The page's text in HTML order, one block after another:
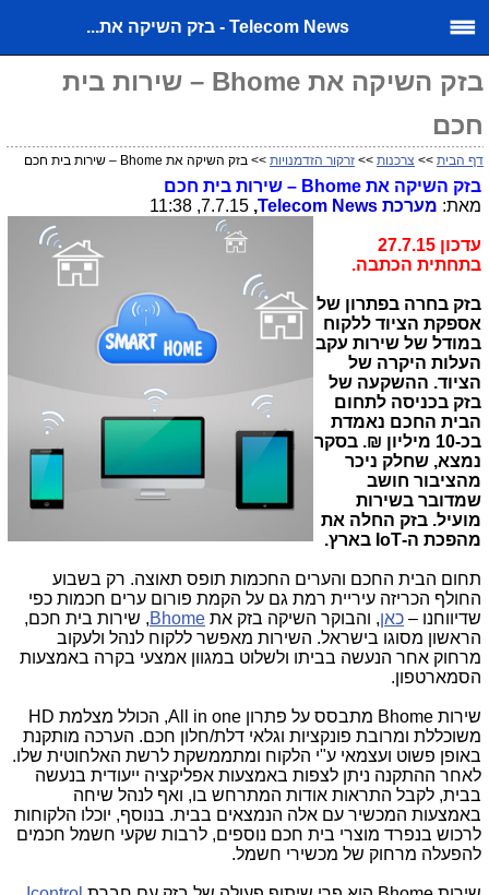
Telecom News - בזק השיקה את...
בזק השיקה את Bhome – שירות בית
חכם
דף הבית >> צרכנות >> זרקור הזדמנויות >> בזק השיקה את Bhome – שירות בית חכם
בזק השיקה את Bhome – שירות בית חכם
מאת: מערכת Telecom News
,
7.7.15, 11:38
עדכון 27.7.15
בתחתית הכתבה.
בזק בחרה בפתרון של
אספקת הציוד ללקוח
במודל של שירות עקב
העלות היקרה של
הציוד. ההשקעה של
בזק בכניסה לתחום
הבית החכם נאמדת
בכ-10 מיליון ₪. בסקר
נמצא, שחלק ניכר
מהציבור חושב
שמדובר בשירות
מועיל. בזק החלה את
מהפכת ה-IoT בארץ.
תחום הבית החכם והערים החכמות תופס תאוצה. רק בשבוע
החולף הכריזה עיריית רמת גם על הקמת פורום ערים חכמות כפי
שדיווחנו – כאן, והבוקר השיקה בזק את Bhome, שירות בית חכם,
הראשון מסוגו בישראל. השירות מאפשר ללקוח לנהל ולעקוב
מרחוק אחר הנעשה בביתו ולשלוט במגוון אמצעי בקרה באמצעות
הסמארטפון.
שירות Bhome מתבסס על פתרון All in one, הכולל מצלמת HD
משוכללת ומרובת פונקציות וגלאי דלת/חלון חכם. הערכה מותקנת
באופן פשוט ועצמאי ע"י הלקוח ומתממשקת לרשת האלחוטית שלו.
לאחר ההתקנה ניתן לצפות באמצעות אפליקציה ייעודית בנעשה
בבית, לקבל התראות אודות המתרחש בו, ואף לנהל שיחה
באמצעות המכשיר עם אלה הנמצאים בבית. בנוסף, יוכלו הלקוחות
לרכוש בנפרד מוצרי בית חכם נוספים, לרבות שקעי חשמל חכמים
להפעלה מרחוק של מכשירי חשמל.